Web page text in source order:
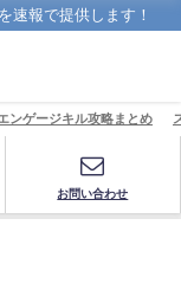
速報で提供します！
ンゲージキル攻略まとめ
お問い合わせ